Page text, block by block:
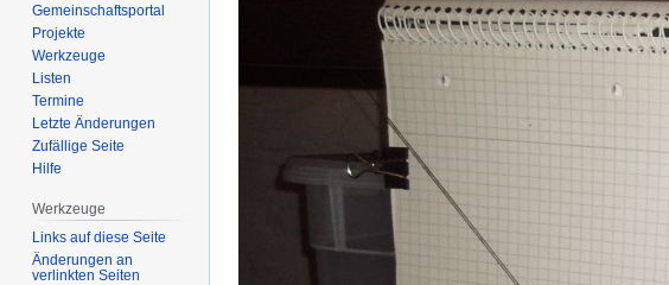
Gemeinschafts­portal
Projekte
Werkzeuge
Listen
Termine
Letzte Änderungen
Zufällige Seite
Hilfe
Werkzeuge
Links auf diese Seite
Änderungen an
verlinkten Seiten